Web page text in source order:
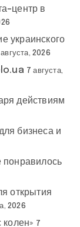
центр в
украинского
2026
7 августа,
действиям
бизнеса и
понравилось
открытия
2026
7